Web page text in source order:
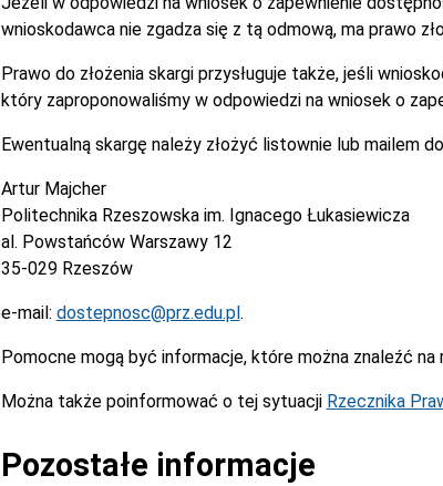
wnioskodawca nie zgadza się z tą odmową, ma prawo
Prawo do złożenia skargi przysługuje także, jeśli
który zaproponowaliśmy w odpowiedzi na wniosek o
Ewentualną skargę należy złożyć listownie lub mailem
Artur Majcher
Politechnika Rzeszowska im. Ignacego Łukasiewicza
al. Powstańców Warszawy 12
35-029 Rzeszów
e-mail: dostepnosc@prz.edu.pl .
Pomocne mogą być informacje, które można znaleźć na
Można także poinformować o tej sytuacji Rzecznika
Pozostałe informacje